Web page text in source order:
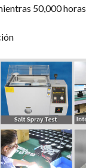
50,000 horas.